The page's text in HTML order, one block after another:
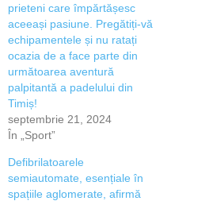
prieteni care împărtășesc
aceeași pasiune. Pregătiți-vă
echipamentele și nu ratați
ocazia de a face parte din
următoarea aventură
palpitantă a padelului din
Timiș!
septembrie 21, 2024
În „Sport”
Defibrilatoarele
semiautomate, esențiale în
spațiile aglomerate, afirmă